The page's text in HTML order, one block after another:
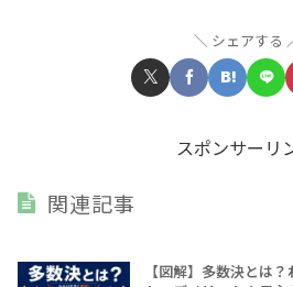
シェアする
スポンサーリ
関連記事
【図解】多数決とは